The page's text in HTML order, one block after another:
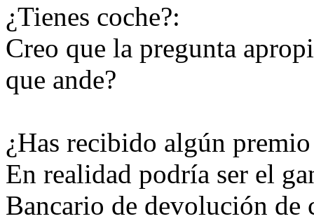
¿Tienes coche?:
Creo que la pregunta
que ande?
¿Has recibido algún
En realidad podría ser el
Bancario de devolución de